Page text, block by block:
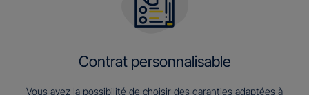
Contrat personnalisable
Vous avez la possibilité de choisir des garanties adaptées à